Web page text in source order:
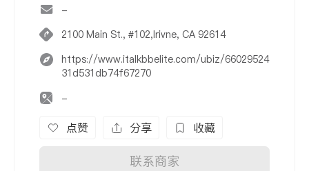
-
2100 Main St., #102,Irivne, CA 92614
https://www.italkbbelite.com/ubiz/66029524
31d531db74f67270
-
点赞 分享 收藏
联系商家